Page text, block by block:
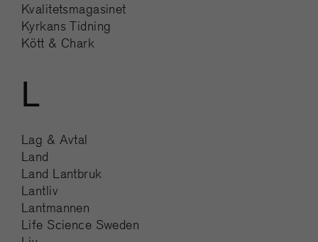
Kvalitetsmagasinet
Kyrkans Tidning
Kött & Chark
L
Lag & Avtal
Land
Land Lantbruk
Lantliv
Lantmannen
Life Science Sweden